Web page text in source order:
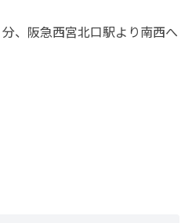
、 阪急西宮北口駅より南西へ